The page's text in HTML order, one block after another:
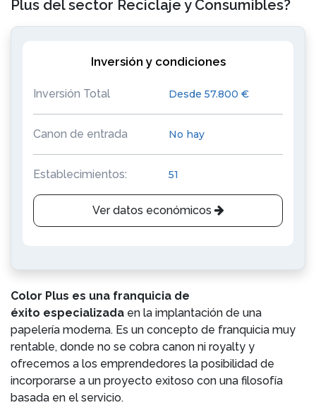
Plus del sector Reciclaje y Consumibles?
Inversión y condiciones
Inversión Total Desde 57.800 €
Canon de entrada No hay
Establecimientos: 51
Ver datos económicos
Color Plus es una franquicia de
éxito especializada en la implantación de una
papelería moderna. Es un concepto de franquicia muy
rentable, donde no se cobra canon ni royalty y
ofrecemos a los emprendedores la posibilidad de
incorporarse a un proyecto exitoso con una filosofía
basada en el servicio.